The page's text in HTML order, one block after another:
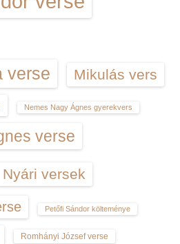
verse Mikulás vers
Nemes Nagy Ágnes gyerekvers
verse
Nyári versek
Petőfi Sándor költeménye
Romhányi József verse